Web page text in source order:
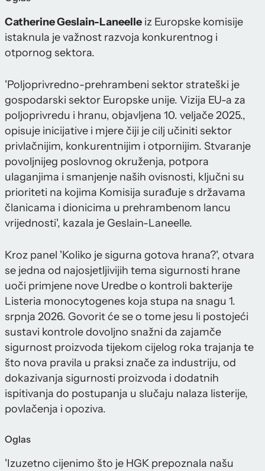
Catherine Geslain-Laneelle iz Europske komisije
istaknula je važnost razvoja konkurentnog i
otpornog sektora.
'Poljoprivredno-prehrambeni sektor strateški je
gospodarski sektor Europske unije. Vizija EU-a za
poljoprivredu i hranu, objavljena 10. veljače 2025.,
opisuje inicijative i mjere čiji je cilj učiniti sektor
privlačnijim, konkurentnijim i otpornijim. Stvaranje
povoljnijeg poslovnog okruženja, potpora
ulaganjima i smanjenje naših ovisnosti, ključni su
prioriteti na kojima Komisija surađuje s državama
članicama i dionicima u prehrambenom lancu
vrijednosti', kazala je Geslain-Laneelle.
Kroz panel 'Koliko je sigurna gotova hrana?', otvara
se jedna od najosjetljivijih tema sigurnosti hrane
uoči primjene nove Uredbe o kontroli bakterije
Listeria monocytogenes koja stupa na snagu 1.
srpnja 2026. Govorit će se o tome jesu li postojeći
sustavi kontrole dovoljno snažni da zajamče
sigurnost proizvoda tijekom cijelog roka trajanja te
što nova pravila u praksi znače za industriju, od
dokazivanja sigurnosti proizvoda i dodatnih
ispitivanja do postupanja u slučaju nalaza listerije,
povlačenja i opoziva.
Oglas
'Izuzetno cijenimo što je HGK prepoznala našu